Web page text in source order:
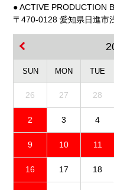
● ACTIVE PRODUCTION
〒470-0128 愛知県日進市
SUN MON TUE
26 27 28
2 3 4
9 10 11
16 17 18